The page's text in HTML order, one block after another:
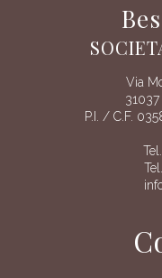
Via
P.I. / C.F.